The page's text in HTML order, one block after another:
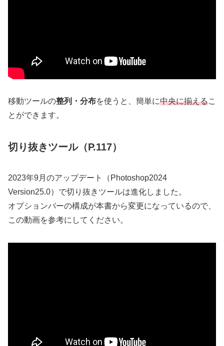
移動ツールの整列・分布を使うと、簡単に中央に揃えるこ
とができます。
切り抜きツール（P.117）
2023年9月のアップデート（Photoshop2024
Version25.0）で切り抜きツールは進化しました。
オプションバーの構成が本書から変更になっているので、
この動画を参考にしてください。